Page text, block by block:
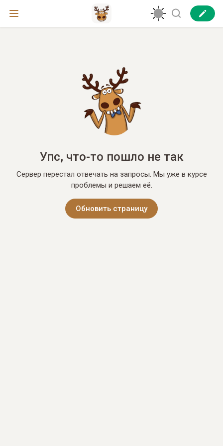
Упс, что-то пошло не так
Сервер перестал отвечать на запросы. Мы уже в курсе
проблемы и решаем её.
Обновить страницу